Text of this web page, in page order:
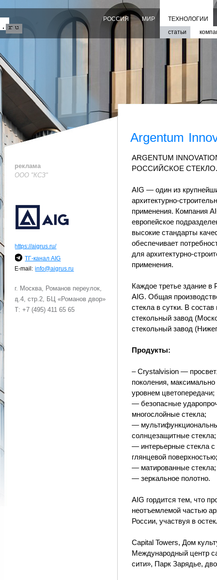
РОССИЯ МИР
ТЕХНОЛОГИИ
статьи
реклама
ООО "КСЗ"
https://aigrus.ru/
ТГ-канал AIG
E-mail: info@aigrus.ru
г. Москва, Романов переулок,
д.4, стр.2, БЦ «Романов двор»
Т: +7 (495) 411 65 65
Argentum
ARGENTUM
РОССИЙСКОЕ
AIG — один из
архитектурно-
применения. Компания
европейское
высокие стандарты
обеспечивает
для архитектурно-
применения.
Каждое третье здание в
AIG. Общая
стекла в сутки. В
стекольный завод
стекольный завод
Продукты:
– Crystalvision —
поколения,
уровнем цветопередачи;
— безопасные
многослойные стекла;
—
солнцезащитные стекла;
— интерьерные стекла с
глянцевой
— матированные стекла;
— зеркальное полотно.
AIG гордится тем, что
неотъемлемой частью
России, участвуя в
Capital Towers, Дом
Международный центр
сити», Парк Зарядье,